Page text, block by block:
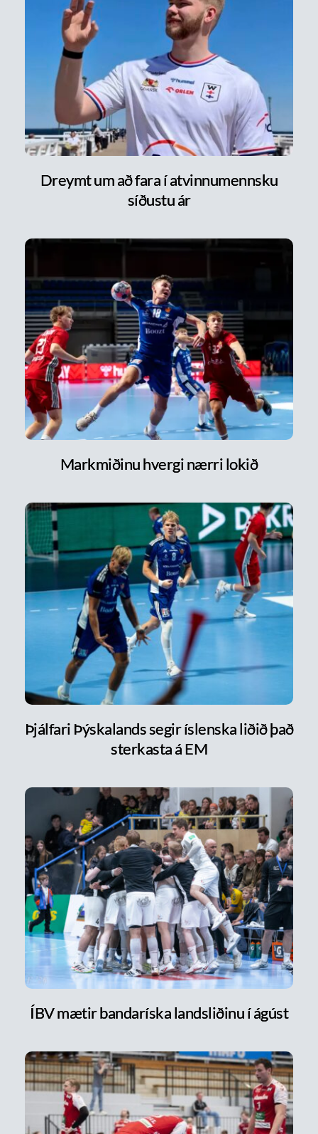
Dreymt um að fara í atvinnumennsku
síðustu ár
Markmiðinu hvergi nærri lokið
Þjálfari Þýskalands segir íslenska liðið það
sterkasta á EM
ÍBV mætir bandaríska landsliðinu í ágúst